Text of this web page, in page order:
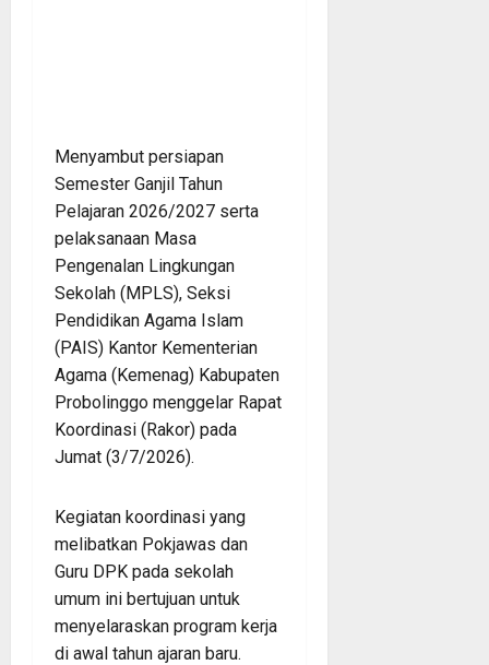
Menyambut persiapan
Semester Ganjil Tahun
Pelajaran 2026/2027 serta
pelaksanaan Masa
Pengenalan Lingkungan
Sekolah (MPLS), Seksi
Pendidikan Agama Islam
(PAIS) Kantor Kementerian
Agama (Kemenag) Kabupaten
Probolinggo menggelar Rapat
Koordinasi (Rakor) pada
Jumat (3/7/2026).
Kegiatan koordinasi yang
melibatkan Pokjawas dan
Guru DPK pada sekolah
umum ini bertujuan untuk
menyelaraskan program kerja
di awal tahun ajaran baru.